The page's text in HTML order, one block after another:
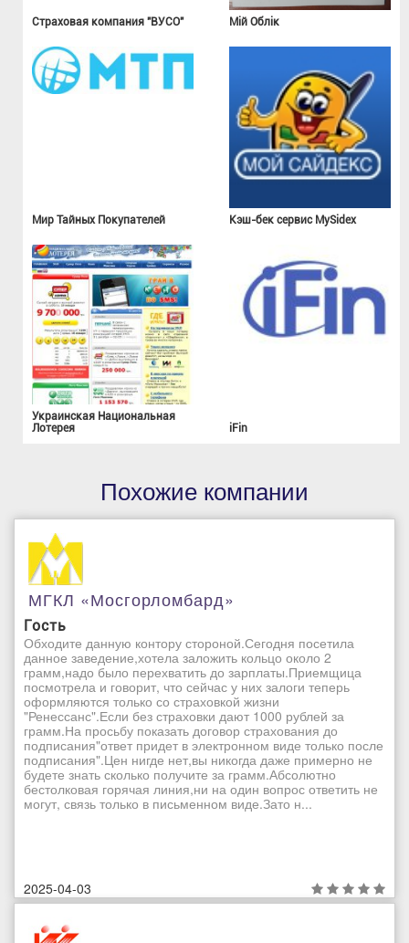
Страховая компания "ВУСО" Мій Облік
Мир Тайных Покупателей Кэш-бек сервис MySidex
Украинская Национальная
Лотерея
iFin
Похожие компании
МГКЛ «Мосгорломбард»
Гость
Обходите данную контору стороной.Сегодня посетила
данное заведение,хотела заложить кольцо около 2
грамм,надо было перехватить до зарплаты.Приемщица
посмотрела и говорит, что сейчас у них залоги теперь
оформляются только со страховкой жизни
"Ренессанс".Если без страховки дают 1000 рублей за
грамм.На просьбу показать договор страхования до
подписания"ответ придет в электронном виде только после
подписания".Цен нигде нет,вы никогда даже примерно не
будете знать сколько получите за грамм.Абсолютно
бестолковая горячая линия,ни на один вопрос ответить не
могут, связь только в письменном виде.Зато н...
2025-04-03